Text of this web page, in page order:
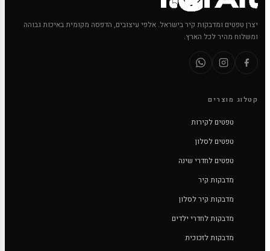
יצרן טפטים ומדבקות קיר בישראל. אלפי עיצובים, הדפסה מקומית באיכות גבוהה
ומשלוח מהיר לכל הארץ.
קטלוג מוצרים
טפטים לקירות
טפטים לסלון
טפטים לחדרי שינה
מדבקות קיר
מדבקות קיר לסלון
מדבקות לחדרי ילדים
מדבקות לזכוכית